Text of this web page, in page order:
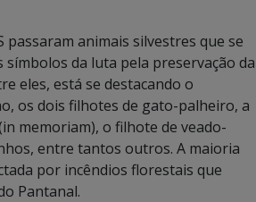
passaram animais silvestres que se
da luta pela preservação da
eles, está se destacando o
os dois filhotes de gato-palheiro, a
memoriam), o filhote de veado-
entre tantos outros. A maioria
por incêndios florestais que
Pantanal.